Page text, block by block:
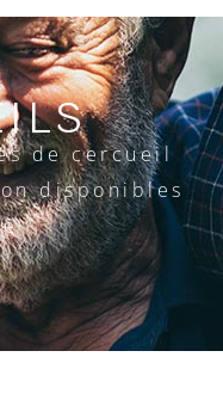
de cercueil
disponibles